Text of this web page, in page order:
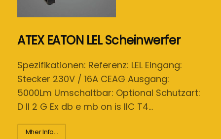
ATEX EATON LEL Scheinwerfer
Spezifikationen: Referenz: LEL Eingang:
Stecker 230V / 16A CEAG Ausgang:
5000Lm Umschaltbar: Optional Schutzart:
D II 2 G Ex db e mb on is IIC T4…
Mher Info...